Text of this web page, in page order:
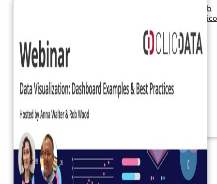
empresarial
Analítica avanzada y
Seminarios web
Libros
Precios